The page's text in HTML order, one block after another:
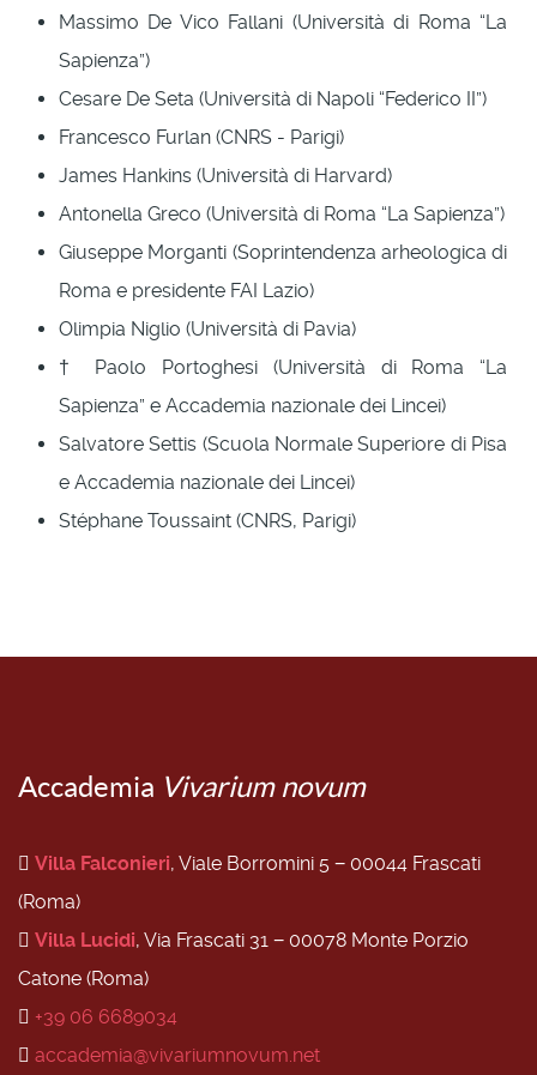
Massimo De Vico Fallani (Università di Roma “La
Sapienza”)
Cesare De Seta (Università di Napoli “Federico II”)
Francesco Furlan (CNRS - Parigi)
James Hankins (Università di Harvard)
Antonella Greco (Università di Roma “La Sapienza”)
Giuseppe Morganti (Soprintendenza arheologica di
Roma e presidente FAI Lazio)
Olimpia Niglio (Università di Pavia)
† Paolo Portoghesi (Università di Roma “La
Sapienza” e Accademia nazionale dei Lincei)
Salvatore Settis (Scuola Normale Superiore di Pisa
e Accademia nazionale dei Lincei)
Stéphane Toussaint (CNRS, Parigi)
Accademia Vivarium novum
Villa Falconieri, Viale Borromini 5 − 00044 Frascati
(Roma)
Villa Lucidi, Via Frascati 31 − 00078 Monte Porzio
Catone (Roma)
+39 06 6689034
accademia@vivariumnovum.net